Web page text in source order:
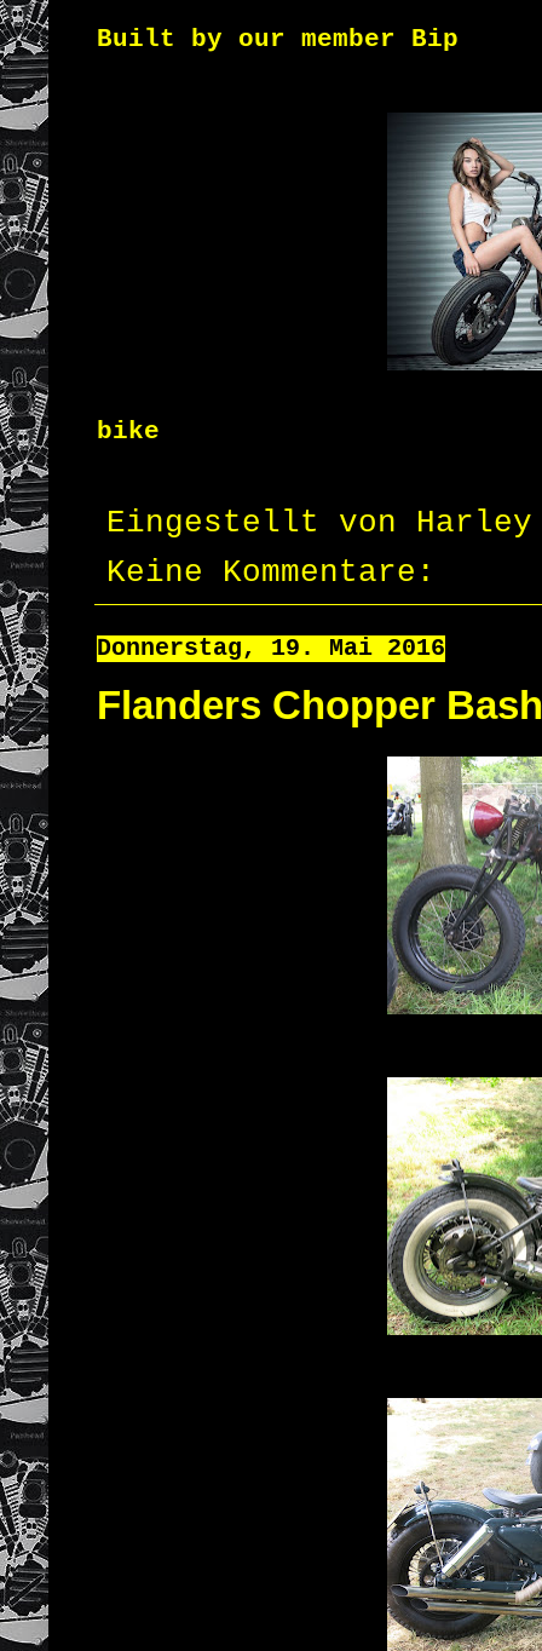
Built by our member Bip
bike
Eingestellt von
Keine Kommentare:
Donnerstag, 19. Mai 2016
Flanders Chopper